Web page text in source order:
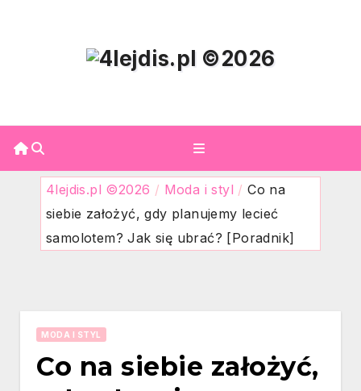
4lejdis.pl ©2026 / Moda i styl /Co na
siebie założyć, gdy planujemy lecieć
samolotem? Jak się ubrać? [Poradnik]
MODA I STYL
Co na siebie założyć,